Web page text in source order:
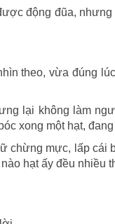
động đũa,
theo, vừa đúng
lại không làm
xong một hạt,
chừng mực, lấp cái
hạt ấy đều nhiều